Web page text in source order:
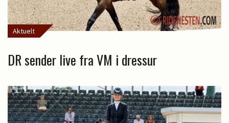
Aktuelt
DR sender live fra VM i dressur